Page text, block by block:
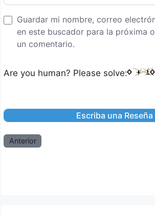
Guardar mi nombre, correo
en este buscador para la próxima
un comentario.
Are you human? Please solve:
Anterior